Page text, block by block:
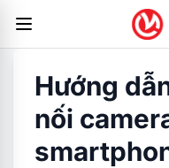
Hướng
nối